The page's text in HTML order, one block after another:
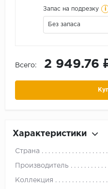
Запас на подрезку i
Без запаса
Всего: 2 949.76
Характеристики
Страна
Производитель
Коллекция